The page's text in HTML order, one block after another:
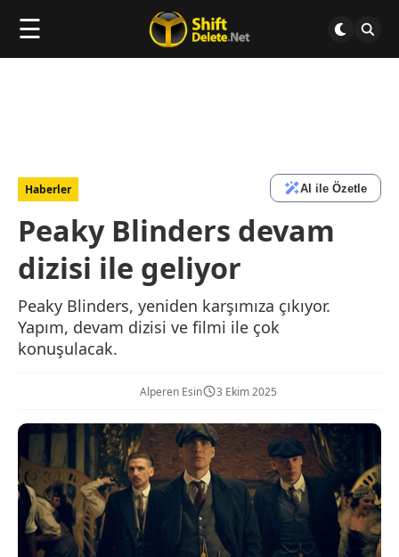
☰
Haberler AI ile Özetle
Peaky Blinders devam
dizisi ile geliyor
Peaky Blinders, yeniden karşımıza çıkıyor.
Yapım, devam dizisi ve filmi ile çok
konuşulacak.
Alperen Esin 3 Ekim 2025